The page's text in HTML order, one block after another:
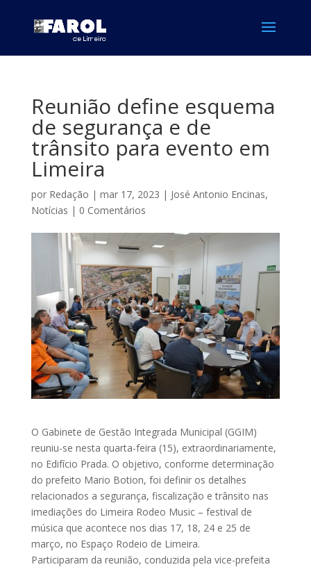
Reunião define esquema
de segurança e de
trânsito para evento em
Limeira
por Redação | mar 17, 2023 | José Antonio Encinas,
Notícias | 0 Comentários
O Gabinete de Gestão Integrada Municipal (GGIM)
reuniu-se nesta quarta-feira (15), extraordinariamente,
no Edifício Prada. O objetivo, conforme determinação
do prefeito Mario Botion, foi definir os detalhes
relacionados a segurança, fiscalização e trânsito nas
imediações do Limeira Rodeo Music – festival de
música que acontece nos dias 17, 18, 24 e 25 de
março, no Espaço Rodeio de Limeira.
Participaram da reunião, conduzida pela vice-prefeita